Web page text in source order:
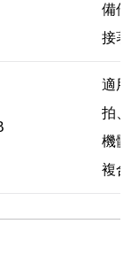
備
接
適
拍
機
複